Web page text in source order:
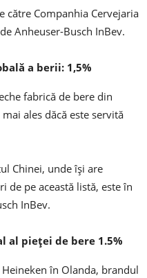
către Companhia Cervejaria
Anheuser-Busch InBev.
a berii: 1,5%
fabrică de bere din
ales dăcă este servită
Chinei, unde își are
de pe această listă, este în
InBev.
al pieței de bere 1.5%
în Olanda, brandul